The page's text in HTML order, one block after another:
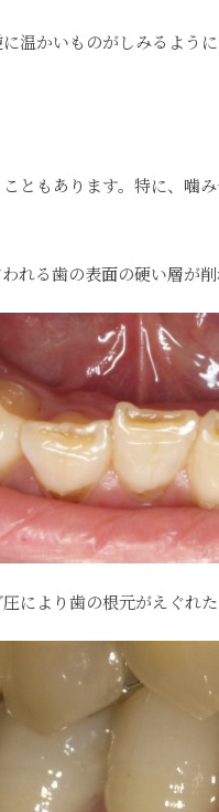
温かいものがしみるよう
ともあります。特に、噛
れる歯の表面の硬い層が削
により歯の根元がえぐれ